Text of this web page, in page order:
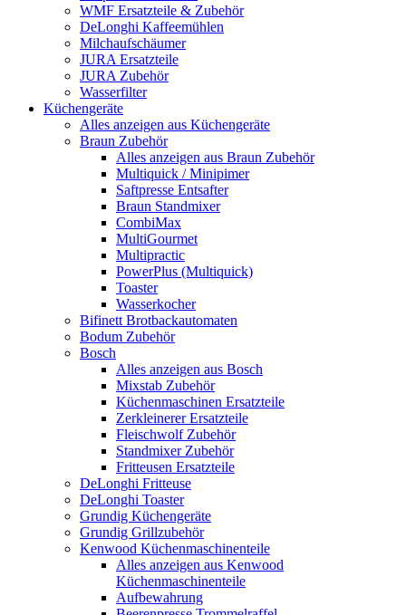
WMF Ersatzteile & Zubehör
DeLonghi Kaffeemühlen
Milchaufschäumer
JURA Ersatzteile
JURA Zubehör
Wasserfilter
Küchengeräte
Alles anzeigen aus Küchengeräte
Braun Zubehör
Alles anzeigen aus Braun Zubehör
Multiquick / Minipimer
Saftpresse Entsafter
Braun Standmixer
CombiMax
MultiGourmet
Multipractic
PowerPlus (Multiquick)
Toaster
Wasserkocher
Bifinett Brotbackautomaten
Bodum Zubehör
Bosch
Alles anzeigen aus Bosch
Mixstab Zubehör
Küchenmaschinen Ersatzteile
Zerkleinerer Ersatzteile
Fleischwolf Zubehör
Standmixer Zubehör
Fritteusen Ersatzteile
DeLonghi Fritteuse
DeLonghi Toaster
Grundig Küchengeräte
Grundig Grillzubehör
Kenwood Küchenmaschinenteile
Alles anzeigen aus Kenwood
Küchenmaschinenteile
Aufbewahrung